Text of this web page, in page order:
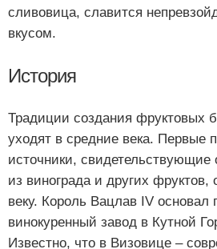
сливовица, славится
вкусом.
История
Традиции создания фруктовых
уходят в средние века. Первые
источники, свидетельствующие
из винограда и других фруктов,
веку. Король Вацлав IV основал
винокуренный завод в Кутной
Известно, что в Визовице –